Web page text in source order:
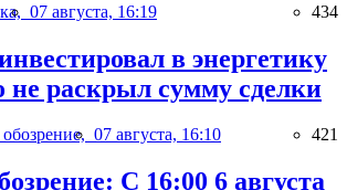
07 августа, 16:19 434
в энергетику
не раскрыл сумму сделки
07 августа, 16:10 421
С 16:00 6 августа